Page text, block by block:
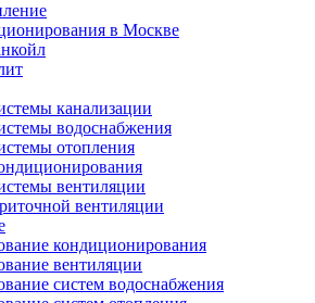
в Москве
канализации
водоснабжения
отопления
вентиляции
вентиляции
кондиционирования
вентиляции
систем водоснабжения